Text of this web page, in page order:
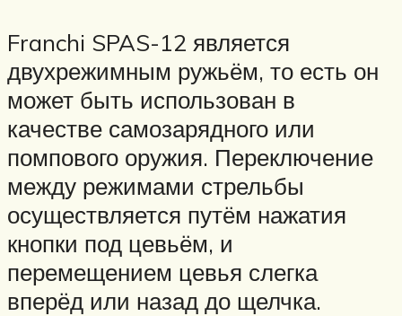
Franchi SPAS-12 является
двухрежимным ружьём, то есть он
может быть использован в
качестве самозарядного или
помпового оружия. Переключение
между режимами стрельбы
осуществляется путём нажатия
кнопки под цевьём, и
перемещением цевья слегка
вперёд или назад до щелчка.